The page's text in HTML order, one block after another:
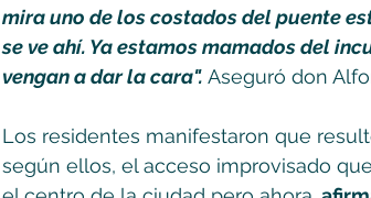
mira uno de los costados del puente
se ve ahí. Ya estamos mamados del
vengan a dar la cara". Aseguró don
Los residentes manifestaron que
según ellos, el acceso improvisado